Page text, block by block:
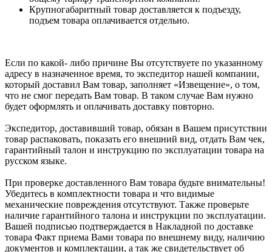
Крупногабаритный товар доставляется к подъезду,
подъем товара оплачивается отдельно.
Если по какой- либо причине Вы отсутствуете по указанному
адресу в назначенное время, то экспедитор нашей компании,
который доставил Вам товар, заполняет «Извещение», о том,
что не смог передать Вам товар. В таком случае Вам нужно
будет оформлять и оплачивать доставку повторно.
Экспедитор, доставивший товар, обязан в Вашем присутствии
товар распаковать, показать его внешний вид, отдать Вам чек,
гарантийный талон и инструкцию по эксплуатации товара на
русском языке.
При проверке доставленного Вам товара будьте внимательны!
Убедитесь в комплектности товара и что видимые
механические повреждения отсутствуют. Также проверьте
наличие гарантийного талона и инструкции по эксплуатации.
Вашей подписью подтверждается в Накладной по доставке
товара Факт приема Вами товара по внешнему виду, наличию
документов и комплектации, а так же свидетельствует об